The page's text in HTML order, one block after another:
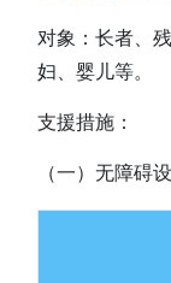
对象：长者、
妇、婴儿等。
支援措施：
（一）无障碍